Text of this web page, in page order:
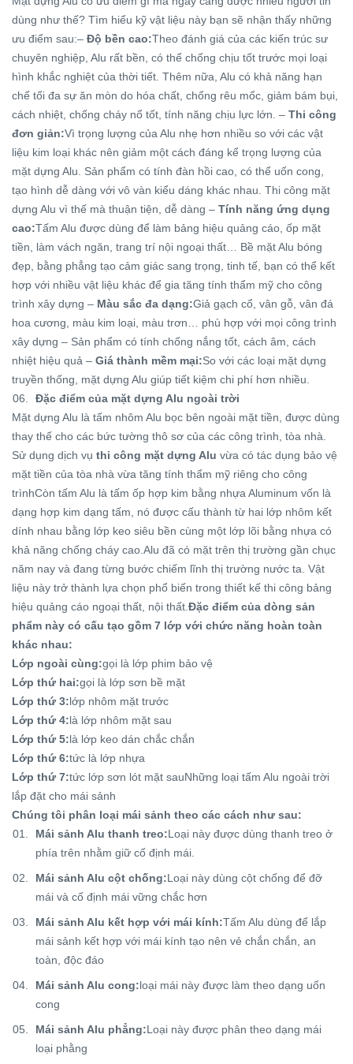
dùng như thế? Tìm hiểu kỹ vật liệu này bạn sẽ nhận thấy những
ưu điểm sau:– Độ bền cao:Theo đánh giá của các kiến trúc sư
chuyên nghiệp, Alu rất bền, có thể chống chịu tốt trước mọi loại
hình khắc nghiệt của thời tiết. Thêm nữa, Alu có khả năng hạn
chế tối đa sự ăn mòn do hóa chất, chống rêu mốc, giảm bám bụi,
cách nhiệt, chống cháy nổ tốt, tính năng chịu lực lớn. – Thi công
đơn giản:Vì trọng lượng của Alu nhẹ hơn nhiều so với các vật
liệu kim loại khác nên giảm một cách đáng kể trọng lượng của
mặt dựng Alu. Sản phẩm có tính đàn hồi cao, có thể uốn cong,
tạo hình dễ dàng với vô vàn kiểu dáng khác nhau. Thi công mặt
dựng Alu vì thế mà thuận tiện, dễ dàng – Tính năng ứng dụng
cao:Tấm Alu được dùng để làm bảng hiệu quảng cáo, ốp mặt
tiền, làm vách ngăn, trang trí nội ngoại thất… Bề mặt Alu bóng
đẹp, bằng phẳng tạo cảm giác sang trọng, tinh tế, bạn có thể kết
hợp với nhiều vật liệu khác để gia tăng tính thẩm mỹ cho công
trình xây dựng – Màu sắc đa dạng:Giả gạch cổ, vân gỗ, vân đá
hoa cương, màu kim loại, màu trơn… phù hợp với mọi công trình
xây dựng – Sản phẩm có tính chống nắng tốt, cách âm, cách
nhiệt hiệu quả – Giá thành mềm mại:So với các loại mặt dựng
truyền thống, mặt dựng Alu giúp tiết kiệm chi phí hơn nhiều.
Đặc điểm của mặt dựng Alu ngoài trời
Mặt dựng Alu là tấm nhôm Alu bọc bên ngoài mặt tiền, được dùng
thay thế cho các bức tường thô sơ của các công trình, tòa nhà.
Sử dụng dịch vụ thi công mặt dựng Alu vừa có tác dụng bảo vệ
mặt tiền của tòa nhà vừa tăng tính thẩm mỹ riêng cho công
trìnhCòn tấm Alu là tấm ốp hợp kim bằng nhựa Aluminum vốn là
dạng hợp kim dạng tấm, nó được cấu thành từ hai lớp nhôm kết
dính nhau bằng lớp keo siêu bền cùng một lớp lõi bằng nhựa có
khả năng chống cháy cao.Alu đã có mặt trên thị trường gần chục
năm nay và đang từng bước chiếm lĩnh thị trường nước ta. Vật
liệu này trở thành lựa chọn phổ biến trong thiết kế thi công bảng
hiệu quảng cáo ngoại thất, nội thất. Đặc điểm của dòng sản
phẩm này có cấu tạo gồm 7 lớp với chức năng hoàn toàn
khác nhau:
Lớp ngoài cùng:gọi là lớp phim bảo vệ
Lớp thứ hai:gọi là lớp sơn bề mặt
Lớp thứ 3:lớp nhôm mặt trước
Lớp thứ 4:là lớp nhôm mặt sau
Lớp thứ 5:là lớp keo dán chắc chắn
Lớp thứ 6:tức là lớp nhựa
Lớp thứ 7:tức lớp sơn lót mặt sauNhững loại tấm Alu ngoài trời
lắp đặt cho mái sảnh
Chúng tôi phân loại mái sảnh theo các cách như sau:
Mái sảnh Alu thanh treo:Loại này được dùng thanh treo ở
phía trên nhằm giữ cố định mái.
Mái sảnh Alu cột chống:Loại này dùng cột chống để đỡ
mái và cố định mái vững chắc hơn
Mái sảnh Alu kết hợp với mái kính:Tấm Alu dùng để lắp
mái sảnh kết hợp với mái kính tạo nên vẻ chắn chắn, an
toàn, độc đáo
Mái sảnh Alu cong:loại mái này được làm theo dạng uốn
cong
Mái sảnh Alu phẳng:Loại này được phân theo dạng mái
loại phằng